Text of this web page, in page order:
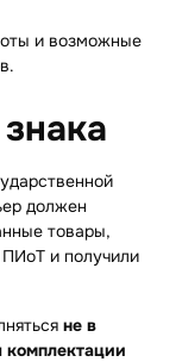
и возможные
должен
товары,
и получили
не в
комплектации